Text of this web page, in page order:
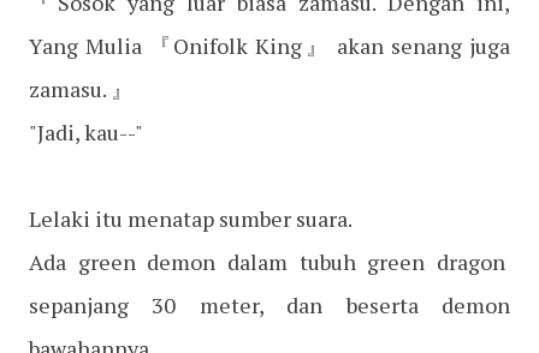
Yang Mulia 『Onifolk King』 akan senang juga
zamasu. 』
"Jadi, kau--"
Lelaki itu menatap sumber suara.
Ada green demon dalam tubuh green dragon
sepanjang 30 meter, dan beserta demon